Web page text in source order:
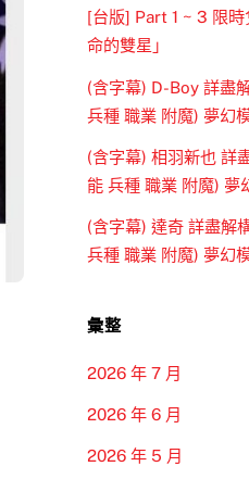
[台版] Part 1 ~ 3 限時
命的雙星」
(含字幕) D-Boy 詳盡
兵種 職業 附魔) 夢幻
(含字幕) 相羽新也 詳
能 兵種 職業 附魔) 夢
(含字幕) 達奇 詳盡解
兵種 職業 附魔) 夢幻
彙整
2026 年 7 月
2026 年 6 月
2026 年 5 月